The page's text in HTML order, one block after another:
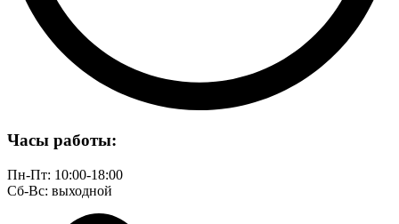
Часы работы:
Пн-Пт: 10:00-18:00
Сб-Вс: выходной